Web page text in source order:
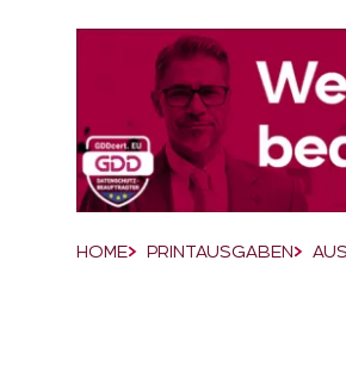
Breadcrumb-Navigation
HOME PRINTAUSGABEN